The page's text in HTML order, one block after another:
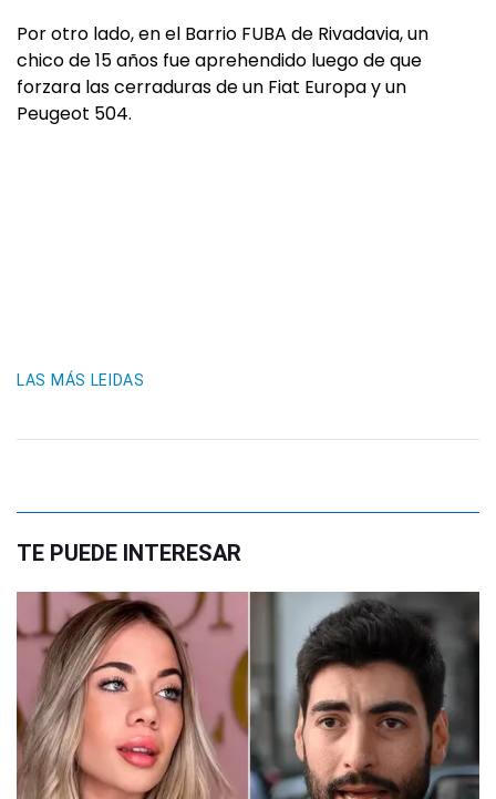
Por otro lado, en el Barrio FUBA de Rivadavia, un
chico de 15 años fue aprehendido luego de que
forzara las cerraduras de un Fiat Europa y un
Peugeot 504.
LAS MÁS LEIDAS
TE PUEDE INTERESAR